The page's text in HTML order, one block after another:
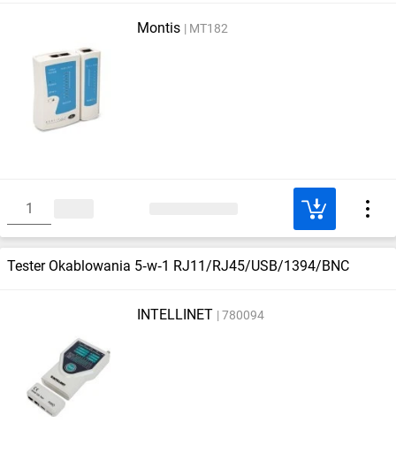
Montis MT182
Tester Okablowania 5‑w‑1 RJ11/RJ45/USB/1394/BNC
INTELLINET 780094